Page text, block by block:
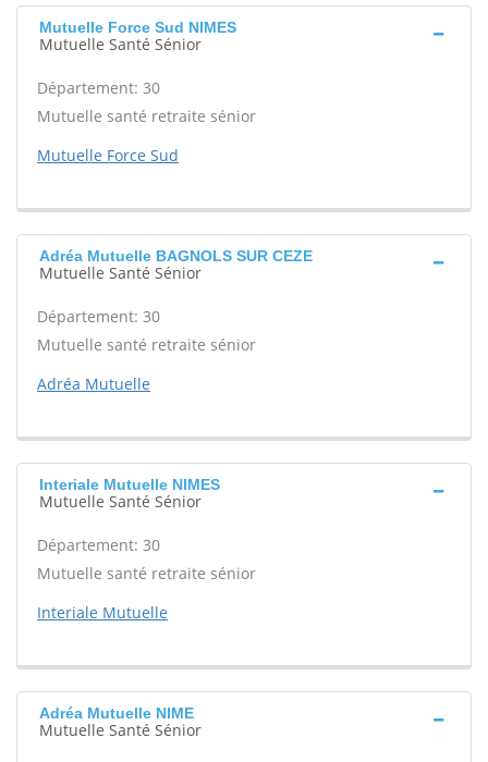
Mutuelle Force Sud NIMES
Mutuelle Santé Sénior
Département: 30
Mutuelle santé retraite sénior
Mutuelle Force Sud
Adréa Mutuelle BAGNOLS SUR CEZE
Mutuelle Santé Sénior
Département: 30
Mutuelle santé retraite sénior
Adréa Mutuelle
Interiale Mutuelle NIMES
Mutuelle Santé Sénior
Département: 30
Mutuelle santé retraite sénior
Interiale Mutuelle
Adréa Mutuelle NIME
Mutuelle Santé Sénior